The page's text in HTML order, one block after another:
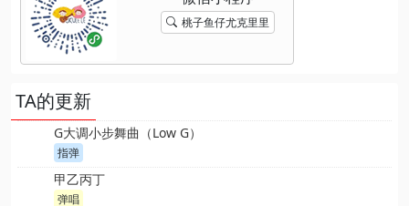
桃子鱼仔尤克里里
TA的更新
G大调小步舞曲（Low G）
指弹
甲乙丙丁
弹唱